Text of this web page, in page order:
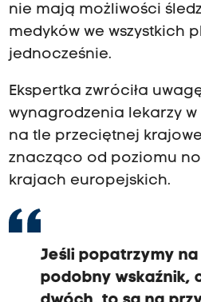
nie mają możliwości
medyków we wszystkich
jednocześnie.
Ekspertka zwróciła
wynagrodzenia lekarzy w
na tle przeciętnej
znacząco od poziomu
krajach europejskich.
Jeśli popatrzymy
podobny wskaźnik,